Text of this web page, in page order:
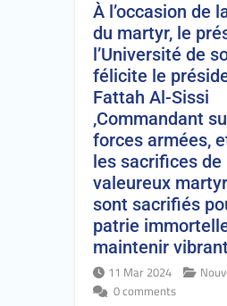
À l’occasion de
du martyr, le
l’Université de
félicite le
Fattah Al-Sissi
,Commandant
forces armées,
les sacrifices de
valeureux
sont sacrifiés
patrie
maintenir
11 Mar 2024
0 comments